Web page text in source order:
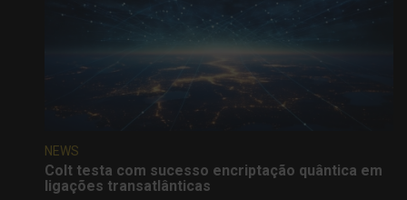
NEWS
Colt testa com sucesso encriptação quântica em
ligações transatlânticas